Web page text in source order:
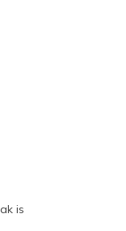
is